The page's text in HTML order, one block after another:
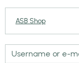
ASB Shop